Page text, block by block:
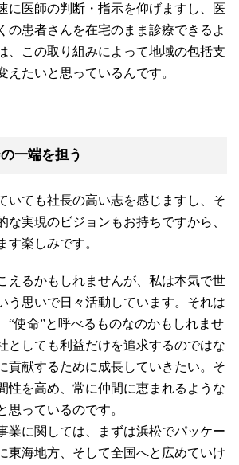
に医師の判断・指示を仰げますし、医
の患者さんを在宅のまま診療できるよ
、この取り組みによって地域の包括支
えたいと思っているんです。
一端を担う
いても社長の高い志を感じますし、そ
な実現のビジョンもお持ちですから、
す楽しみです。
るかもしれませんが、私は本気で世
う思いで日々活動しています。それは
“使命”と呼べるものなのかもしれませ
としても利益だけを追求するのではな
貢献するために成長していきたい。そ
性を高め、常に仲間に恵まれるような
思っているのです。
業に関しては、まずは浜松でパッケー
東海地方、そして全国へと広めていけ